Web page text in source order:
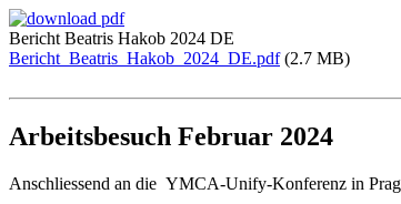
Bericht Beatris Hakob 2024 DE
Bericht_Beatris_Hakob_2024_DE.pdf(2.7 MB)
Arbeitsbesuch Februar 2024
Anschliessend an die YMCA-Unify-Konferenz in